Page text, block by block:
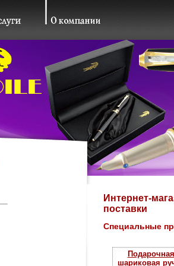
Интернет-
поставки
Специальные
Подарочная
шариковая